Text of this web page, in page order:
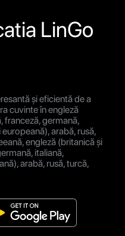
LinGo
și eficientă de a
cuvinte în engleză
franceză, germană,
arabă, rusă,
engleză (britanică și
italiană,
arabă, rusă, turcă,